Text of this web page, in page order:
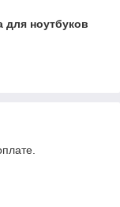
для ноутбуков